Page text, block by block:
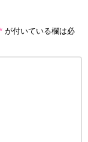
* が付いている欄は必